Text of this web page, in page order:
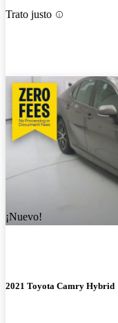
Trato justo
¡Nuevo!
2021 Toyota Camry Hybrid